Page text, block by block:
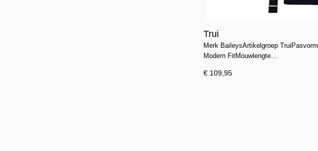
Trui
Merk BaileysArtikelgroep TruiPasvorm
Modern FitMouwlengte…
€ 109,95